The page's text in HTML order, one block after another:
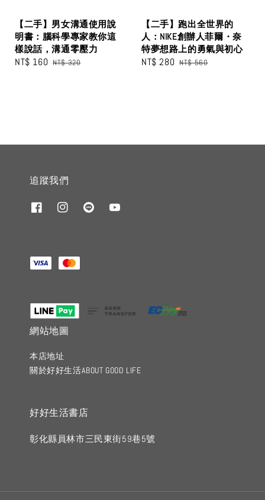
【二手】男女溝通使用說
明書：腦科學專家教你這
樣說話，溝通零壓力
Sale
NT$ 160 Regular
NT$ 320
【二手】跑出全世界的
人：NIKE創辦人菲爾・奈
特夢想路上的勇氣與初心
Sale
NT$ 280 Regular
NT$ 560
追蹤我們
網站地圖
本店地址
關於好好生活ABOUT GOOD LIFE
好好生活書店
彰化縣員林市三民東街59巷5號